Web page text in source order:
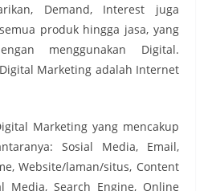
Demand, Interest juga
produk hingga jasa, yang
menggunakan Digital.
Marketing adalah Internet
Marketing yang mencakup
Sosial Media, Email,
Website/laman/situs, Content
Media, Search Engine, Online